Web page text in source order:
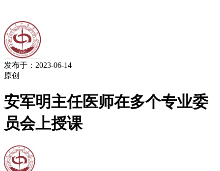
发布于：2023-06-14
原创
安军明主任医师在多个专业委
员会上授课